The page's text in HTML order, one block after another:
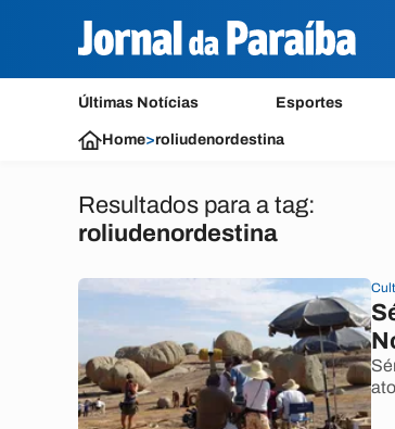
Últimas Notícias Esportes
Home>roliudenordestina
Resultados para a tag:
roliudenordestina